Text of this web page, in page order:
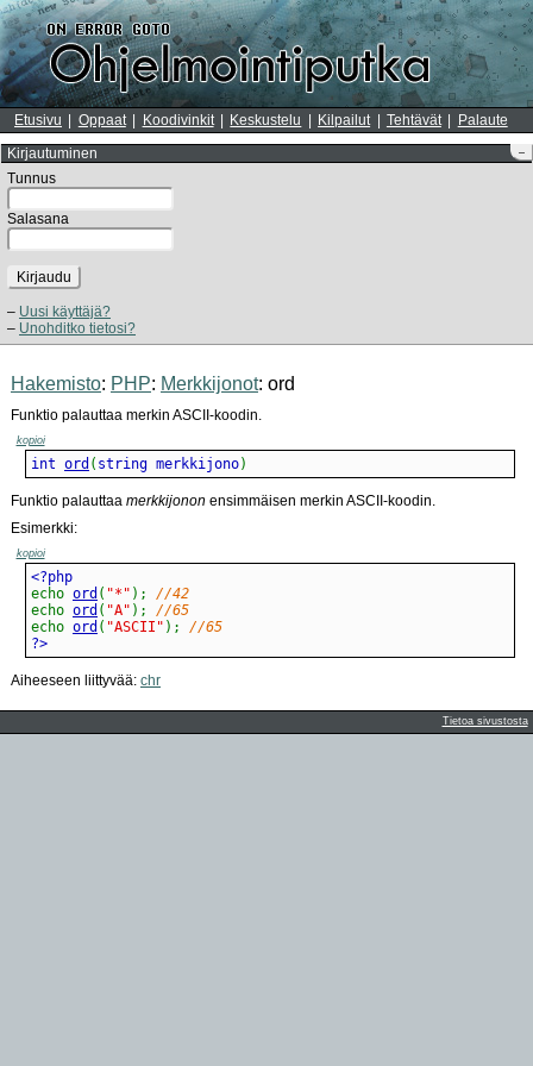
Etusivu Oppaat Koodivinkit Keskustelu Kilpailut Tehtävät Palaute
–
Kirjautuminen
Tunnus
Salasana
Kirjaudu
Uusi käyttäjä?
Unohditko tietosi?
Hakemisto: PHP: Merkkijonot: ord
Funktio palauttaa merkin ASCII-koodin.
kopioi
int ord ( string merkkijono)
Funktio palauttaa merkkijonon ensimmäisen merkin ASCII-koodin.
Esimerkki:
kopioi
echo ord ( "*" ) ;
//42
echo ord ( "A" ) ;
//65
echo ord ( "ASCII" ) ;
//65
?>
Aiheeseen liittyvää: chr
Tietoa sivustosta